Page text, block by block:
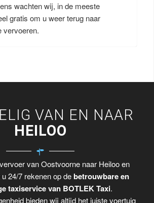
wachten wij, in de meeste
gratis om u weer terug naar
vervoeren.
VAN EN NAAR
HEILOO
van Oostvoorne naar Heiloo en
24/7 rekenen op debetrouwbare en
taxiservice van BOTLEK Taxi.
bieden wij altijd het juiste voertuig